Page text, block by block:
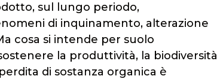
sul lungo periodo,
di inquinamento, alterazione
cosa si intende per suolo
la produttività, la biodiversità
di sostanza organica è